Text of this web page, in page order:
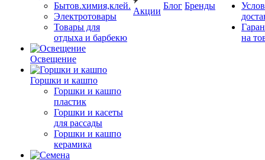
Бытов.химия,клей.
Электротовары
Товары для
отдыха и барбекю
Освещение
Горшки и кашпо
Горшки и кашпо
пластик
Горшки и касеты
для рассады
Горшки и кашпо
керамика
Акции
Блог Бренды
на